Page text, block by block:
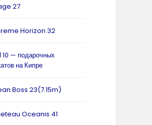
27
Horizon 32
— подарочных
на Кипре
Boss 23(7.15m)
Oceanis 41